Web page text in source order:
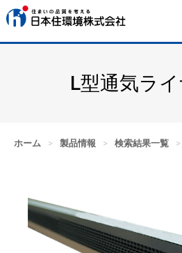
L型通気ラ
ホーム > 製品情報 > 検索結果一覧 >